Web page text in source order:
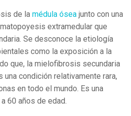
de la médula ósea junto con una
extramedular que
Se desconoce la etiología
como la exposición a la
que, la mielofibrosis secundaria
condición relativamente rara,
en todo el mundo. Es una
60 años de edad.